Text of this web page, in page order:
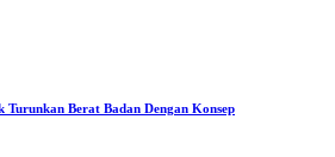
Berat Badan Dengan Konsep